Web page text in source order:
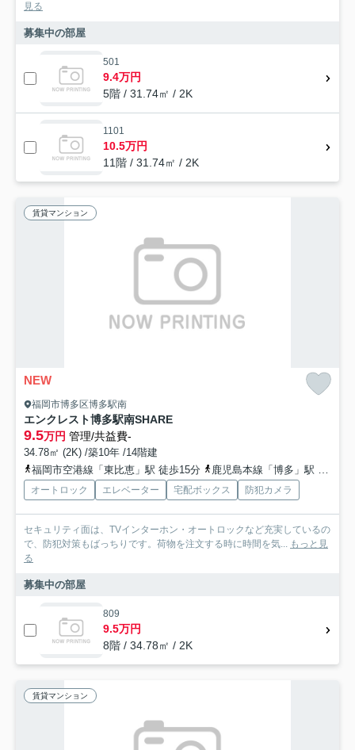
見る
募集中の部屋
501
9.4万円
5階 / 31.74㎡ / 2K
1101
10.5万円
11階 / 31.74㎡ / 2K
賃貸マンション
NEW
福岡市博多区博多駅南
エンクレスト博多駅南SHARE
9.5万円 管理/共益費-
34.78㎡ (2K) /築10年 /14階建
福岡市空港線「東比恵」駅 徒歩15分
鹿児島本線「博多」駅 徒歩15分
オートロック エレベーター 宅配ボックス 防犯カメラ
セキュリティ面は、TVインターホン・オートロックなど充実しているの
で、防犯対策もばっちりです。荷物を注文する時に時間を気... もっと見
る
募集中の部屋
809
9.5万円
8階 / 34.78㎡ / 2K
賃貸マンション